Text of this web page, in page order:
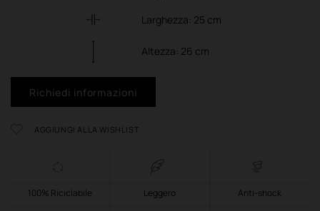
Larghezza: 25 cm
Altezza: 26 cm
Richiedi informazioni
AGGIUNGI ALLA WISHLIST
100% Riciclabile Leggero Anti-shock